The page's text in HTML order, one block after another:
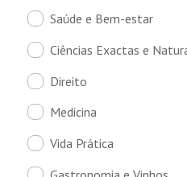
Saúde e Bem-estar
Ciências Exactas e
Direito
Medicina
Vida Prática